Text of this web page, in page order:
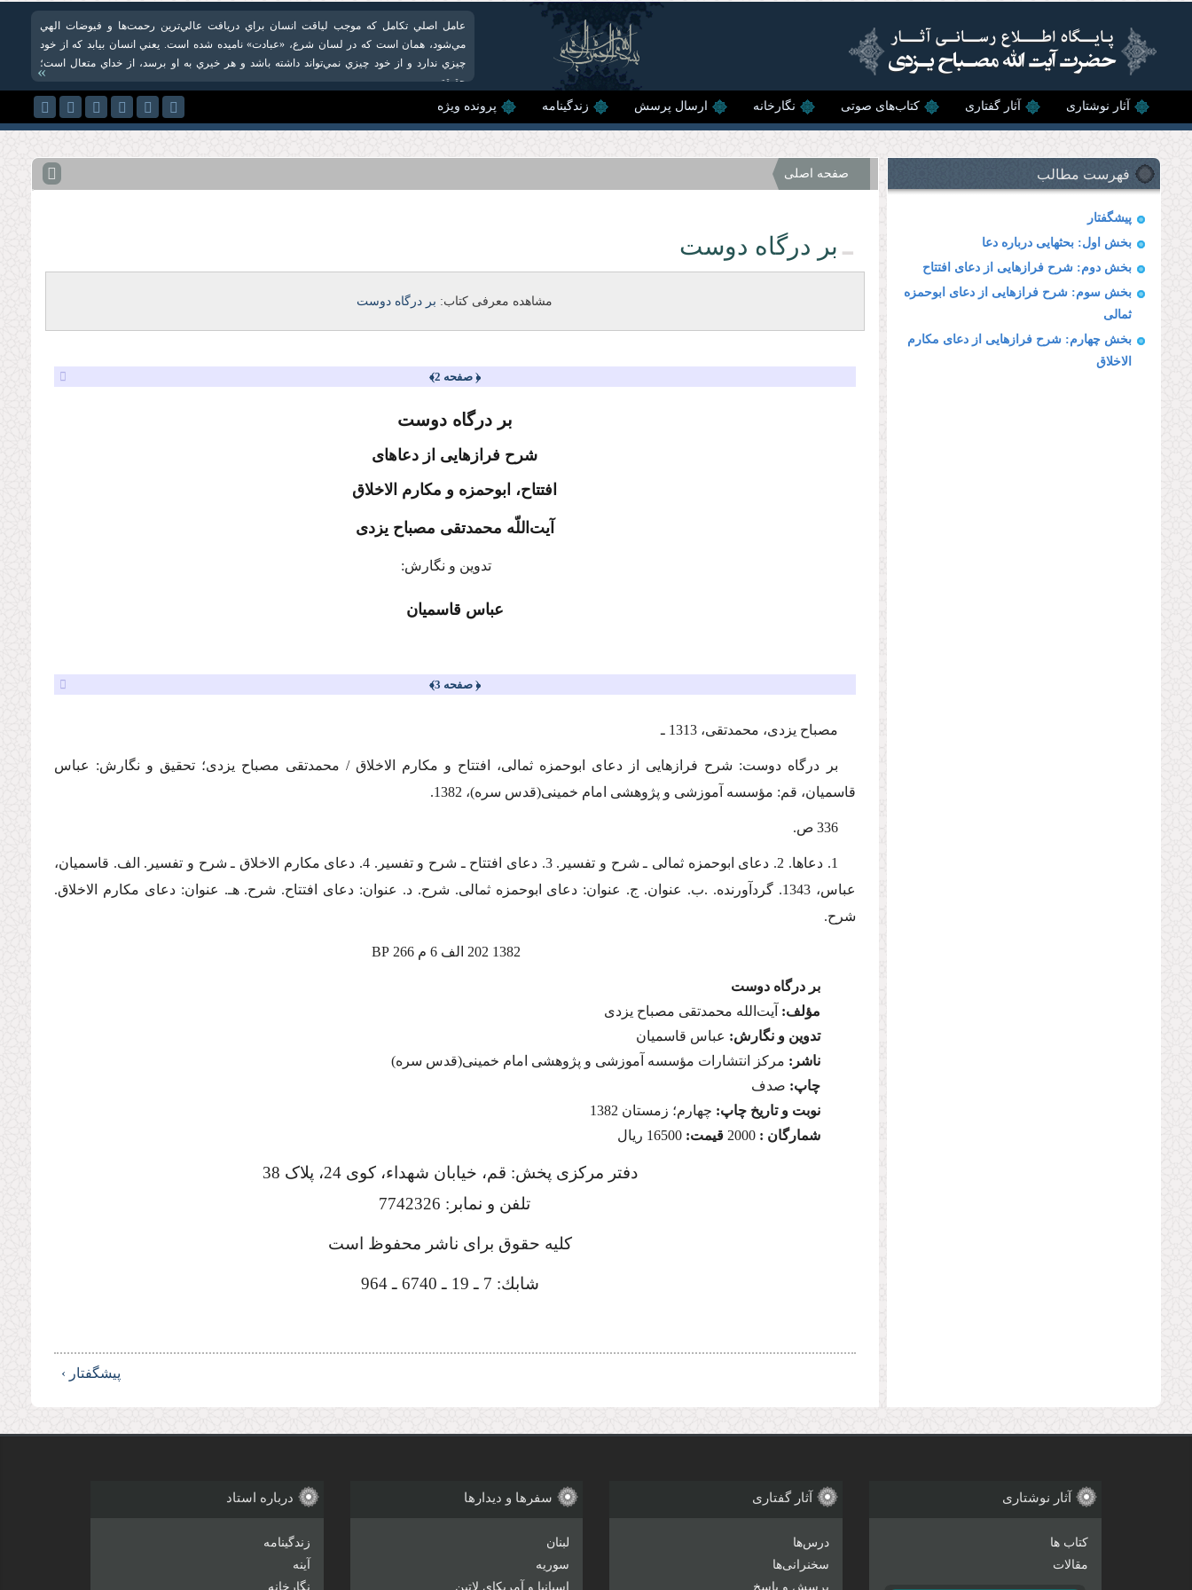
عامل اصلي تکامل که موجب لياقت انسان براي دريافت عالي‌ترين رحمت‌ها و فيوضات الهي
مي‌شود، همان است که در لسان شرع، «عبادت» ناميده شده است. يعني انسان بيابد که از خود
چيزي ندارد و از خود چيزي نمي‌تواند داشته باشد و هر خيري به او برسد، از خداي متعال است؛
حقيقتي...
»
آثار نوشتاری آثار گفتاری کتاب‌های صوتی نگارخانه ارسال پرسش زندگینامه پرونده ویژه
فهرست مطالب
پیشگفتار
بخش اول: بحثهایى درباره دعا
بخش دوم: شرح فرازهایى از دعاى افتتاح
بخش سوم: شرح فرازهایى از دعاى ابوحمزه
ثمالى
بخش چهارم: شرح فرازهایى از دعاى مكارم
الاخلاق
صفحه اصلی
بر درگاه دوست
مشاهده معرفی کتاب: بر درگاه دوست
﴿ صفحه 2﴾
بر درگاه دوست
شرح فرازهایی از دعاهای
افتتاح، ابوحمزه و مكارم الاخلاق
آیت‌اللّه محمدتقى مصباح یزدى
تدوین و نگارش:
عباس قاسمیان
﴿ صفحه 3﴾
مصباح یزدى، محمدتقى، 1313 ـ
بر درگاه دوست: شرح فرازهایى از دعاى ابوحمزه ثمالى، افتتاح و مكارم الاخلاق / محمدتقى مصباح یزدى؛ تحقیق و نگارش: عباس
قاسمیان، قم: مؤسسه آموزشى و پژوهشى امام خمینى(قدس سره)، 1382.
336 ص.
1. دعاها. 2. دعاى ابوحمزه ثمالى ـ شرح و تفسیر. 3. دعاى افتتاح ـ شرح و تفسیر. 4. دعاى مكارم الاخلاق ـ شرح و تفسیر. الف. قاسمیان،
عباس، 1343. گردآورنده. .ب. عنوان. ج. عنوان: دعاى ابوحمزه ثمالى. شرح. د. عنوان: دعاى افتتاح. شرح. هـ. عنوان: دعاى مكارم الاخلاق.
شرح.
1382 202 الف 6 م 266 BP
بر درگاه دوست
مؤلف: آیت‌الله محمدتقى مصباح یزدى
تدوین و نگارش: عباس قاسمیان
ناشر: مركز انتشارات مؤسسه آموزشى و پژوهشى امام خمینى(قدس سره)
چاپ: صدف
نوبت و تاریخ چاپ: چهارم؛ زمستان 1382
شمارگان : 2000 قیمت: 16500 ریال
دفتر مرکزی پخش: قم، خیابان شهداء، کوی 24، پلاک 38
تلفن و نمابر: 7742326
كلیه حقوق براى ناشر محفوظ است
شابك: 7 ـ 19 ـ 6740 ـ 964
پیشگفتار ›
آثار نوشتاری
کتاب ها
مقالات
آثار گفتاری
درس‌ها
سخنرانی‌ها
پرسش و پاسخ
سفرها و دیدارها
لبنان
سوریه
اسپانیا و آمریکای لاتین
درباره استاد
زندگینامه
آینه
نگارخانه